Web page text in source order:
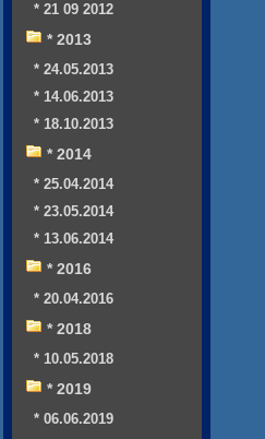
* 21 09 2012
* 2013
* 24.05.2013
* 14.06.2013
* 18.10.2013
* 2014
* 25.04.2014
* 23.05.2014
* 13.06.2014
* 2016
* 20.04.2016
* 2018
* 10.05.2018
* 2019
* 06.06.2019